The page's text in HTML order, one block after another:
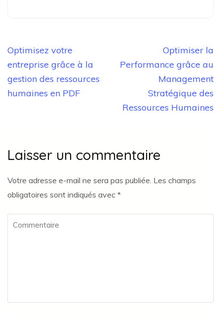
Navigation
de
l’article
Optimisez votre
entreprise grâce à la
gestion des ressources
humaines en PDF
Optimiser la
Performance grâce au
Management
Stratégique des
Ressources Humaines
Laisser un commentaire
Votre adresse e-mail ne sera pas publiée. Les champs
obligatoires sont indiqués avec *
Commentaire